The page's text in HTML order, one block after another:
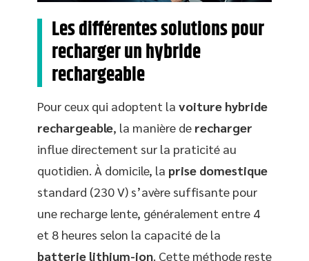
Les différentes solutions pour
recharger un hybride
rechargeable
Pour ceux qui adoptent la voiture hybride
rechargeable, la manière de recharger
influe directement sur la praticité au
quotidien. À domicile, la prise domestique
standard (230 V) s’avère suffisante pour
une recharge lente, généralement entre 4
et 8 heures selon la capacité de la
batterie lithium-ion. Cette méthode reste